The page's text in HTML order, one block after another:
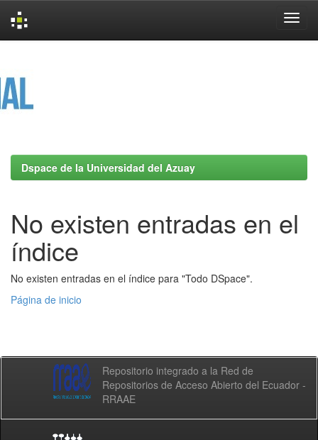
Dspace de la Universidad del Azuay
No existen entradas en el
índice
No existen entradas en el índice para "Todo DSpace".
Página de inicio
Repositorio integrado a la Red de
Repositorios de Acceso Abierto del Ecuador -
RRAAE